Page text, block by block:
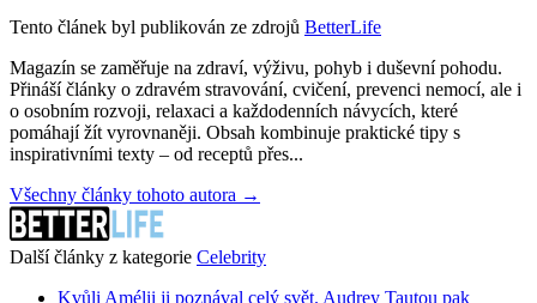
Tento článek byl publikován ze zdrojů BetterLife
Magazín se zaměřuje na zdraví, výživu, pohyb i duševní pohodu.
Přináší články o zdravém stravování, cvičení, prevenci nemocí, ale i
o osobním rozvoji, relaxaci a každodenních návycích, které
pomáhají žít vyrovnaněji. Obsah kombinuje praktické tipy s
inspirativními texty – od receptů přes...
Všechny články tohoto autora →
Další články z kategorie Celebrity
Kvůli Amélii ji poznával celý svět. Audrey Tautou pak